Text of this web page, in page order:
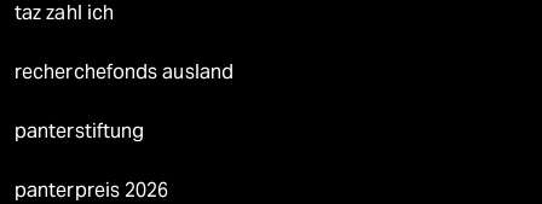
taz zahl ich
recherchefonds ausland
panterstiftung
panterpreis 2026